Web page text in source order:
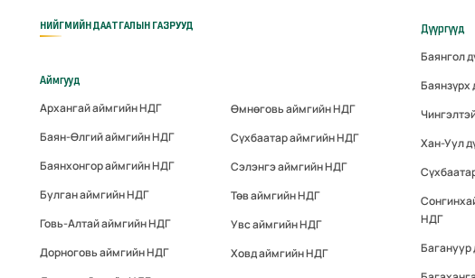
НИЙГМИЙН ДААТГАЛЫН ГАЗРУУД
Аймгууд
Архангай аймгийн НДГ
Баян-Өлгий аймгийн НДГ
Баянхонгор аймгийн НДГ
Булган аймгийн НДГ
Говь-Алтай аймгийн НДГ
Дорноговь аймгийн НДГ
Өмнөговь аймгийн НДГ
Сүхбаатар аймгийн НДГ
Сэлэнгэ аймгийн НДГ
Төв аймгийн НДГ
Увс аймгийн НДГ
Ховд аймгийн НДГ
Дүүргүүд
Баянгол
Баянзүрх
Хан-Уул
НДГ
Багануур